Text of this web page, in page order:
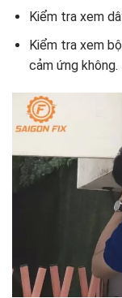
Kiểm tra xem
Kiểm tra xem
cảm ứng không.